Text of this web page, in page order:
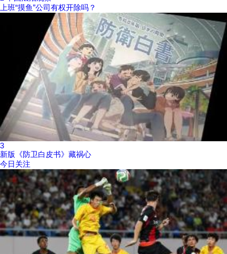
上班“摸鱼”公司有权开除吗？
3
新版《防卫白皮书》藏祸心
今日关注